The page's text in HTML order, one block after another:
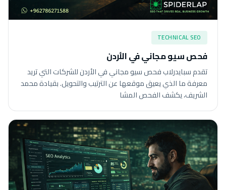
TECHNICAL SEO
فحص سيو مجاني في الأردن
تقدم سبايدرلاب فحص سيو مجاني في الأردن للشركات التي تريد
معرفة ما الذي يعيق موقعها عن الترتيب والتحويل. بقيادة محمد
الشريف، يكشف الفحص المشا